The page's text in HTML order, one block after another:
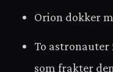
Orion dokker
To astronauter
som frakter